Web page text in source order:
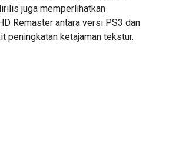
juga memperlihatkan
Remaster antara versi PS3 dan
peningkatan ketajaman tekstur.